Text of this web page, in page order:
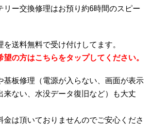
リー交換修理はお預り約6時間のスピー
送料無料で受け付けしてます。
の方はこちらをタップしてください。
基板修理（電源が入らない、画面が表示
来ない、水没データ復旧など）も大丈
金は頂いておりませんのでご安心くださ